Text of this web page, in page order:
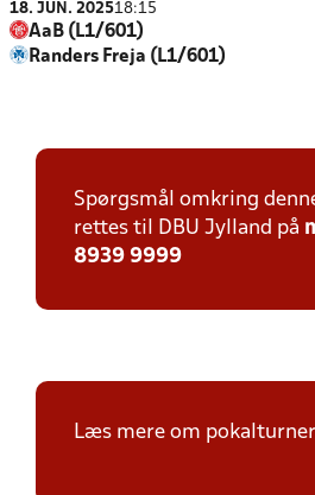
18. JUN. 202518:15
AaB (L1/601)
Randers Freja (L1/601)
Spørgsmål omkring
rettes til DBU Jylland på
8939 9999
Læs mere om